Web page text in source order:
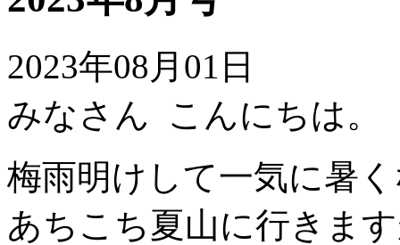
2023年08月01日
みなさん こんにちは。
梅雨明けして一気に暑
あちこち夏山に行きま